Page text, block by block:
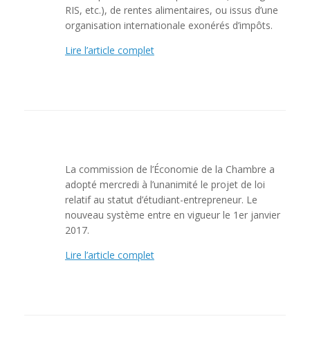
RIS, etc.), de rentes alimentaires, ou issus d’une
organisation internationale exonérés d’impôts.
Lire l’article complet
La commission de l’Économie de la Chambre a
adopté mercredi à l’unanimité le projet de loi
relatif au statut d’étudiant-entrepreneur. Le
nouveau système entre en vigueur le 1er janvier
2017.
Lire l’article complet